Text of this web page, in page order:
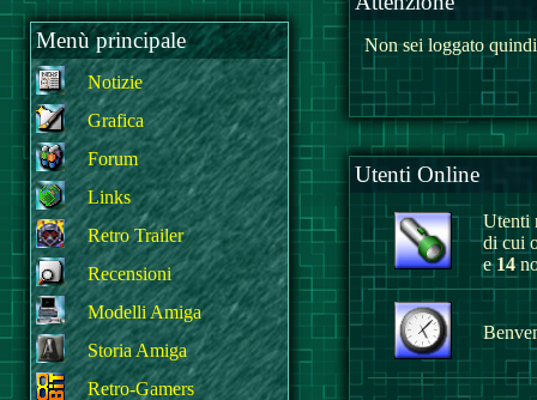
Menù principale
Notizie
Grafica
Forum
Links
Retro Trailer
Recensioni
Modelli Amiga
Storia Amiga
Retro-Gamers
Non sei loggato
Utenti Online
Utenti
di cui
e14